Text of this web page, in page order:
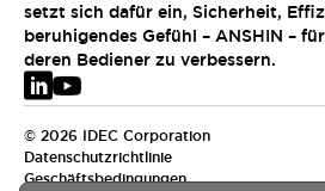
setzt sich dafür ein, Sicherheit,
beruhigendes Gefühl – ANSHIN –
deren Bediener zu verbessern.
© 2026 IDEC Corporation
Datenschutzrichtlinie
Geschäftsbedingungen